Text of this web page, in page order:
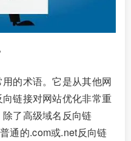
的术语。它是从其他网
链接对网站优化非常重
了高级域名反向链
通的.com或.net反向链